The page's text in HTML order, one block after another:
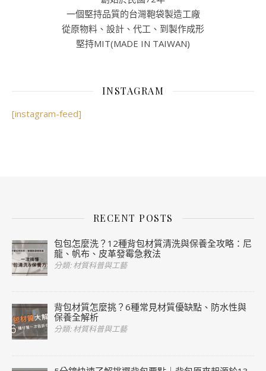
一個堅持品質的台灣鞄袋製造工廠
從原物料、設計、代工、到製作成形
堅持MIT(MADE IN TAIWAN)
INSTAGRAM
[instagram-feed]
RECENT POSTS
包包怎麼洗？12種背包材質清洗與保養全攻略：尼
龍、帆布、皮革發霉急救法
分類: 材質科普與工藝
背包材質怎麼挑？6種常見材質優缺點、防水性與
保養全解析
分類: 材質科普與工藝